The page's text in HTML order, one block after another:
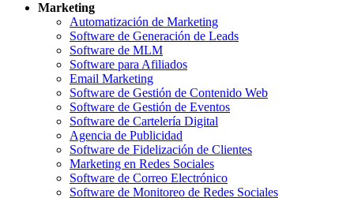
Marketing
Automatización de Marketing
Software de Generación de Leads
Software de MLM
Software para Afiliados
Email Marketing
Software de Gestión de Contenido Web
Software de Gestión de Eventos
Software de Cartelería Digital
Agencia de Publicidad
Software de Fidelización de Clientes
Marketing en Redes Sociales
Software de Correo Electrónico
Software de Monitoreo de Redes Sociales